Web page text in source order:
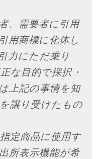
、需要者に引用
用商標に化体し
力にただ乗り
な目的で採択・
上記の事情を知
譲り受けたもの
定商品に使用す
所表示機能が希